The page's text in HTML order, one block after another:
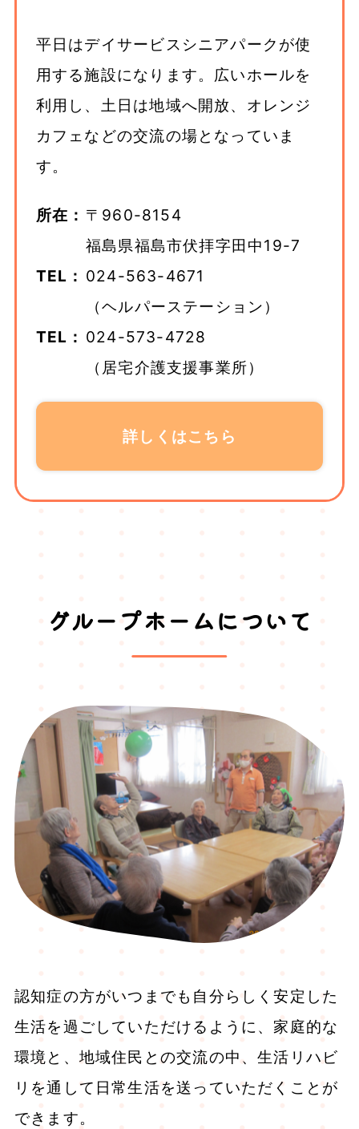
平日はデイサービスシニアパークが使
用する施設になります。広いホールを
利用し、土日は地域へ開放、オレンジ
カフェなどの交流の場となっていま
す。
所在： 〒960-8154
福島県福島市伏拝字田中19-7
TEL： 024-563-4671
（ヘルパーステーション）
TEL： 024-573-4728
（居宅介護支援事業所）
詳しくはこちら
グループホームについて
認知症の方がいつまでも自分らしく安定した
生活を過ごしていただけるように、家庭的な
環境と、地域住民との交流の中、生活リハビ
リを通して日常生活を送っていただくことが
できます。